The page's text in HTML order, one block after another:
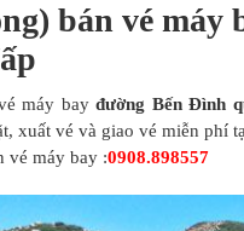
bán vé máy
máy bay đường Bến Đình
xuất vé và giao vé miễn phí
vé máy bay :0908.898557